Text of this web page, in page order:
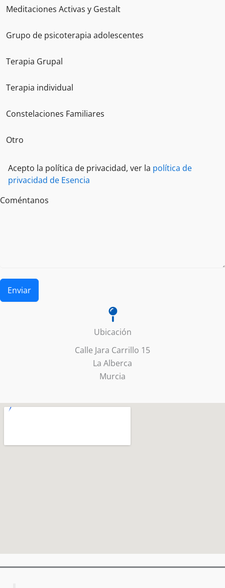
Meditaciones Activas y Gestalt
Grupo de psicoterapia adolescentes
Terapia Grupal
Terapia individual
Constelaciones Familiares
Otro
Acepto la política de privacidad, ver la política de
privacidad de Esencia
Coméntanos
Enviar
Ubicación
Calle Jara Carrillo 15
La Alberca
Murcia